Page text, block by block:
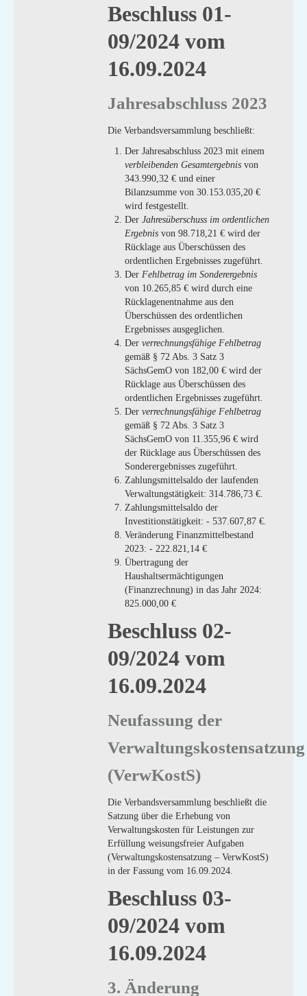
Beschluss 01-
09/2024 vom
16.09.2024
Jahresabschluss 2023
Die Verbandsversammlung beschließt:
Der Jahresabschluss 2023 mit einem
verbleibenden Gesamtergebnis von
343.990,32 € und einer
Bilanzsumme von 30.153.035,20 €
wird festgestellt.
Der Jahresüberschuss im ordentlichen
Ergebnis von 98.718,21 € wird der
Rücklage aus Überschüssen des
ordentlichen Ergebnisses zugeführt.
Der Fehlbetrag im Sonderergebnis
von 10.265,85 € wird durch eine
Rücklagenentnahme aus den
Überschüssen des ordentlichen
Ergebnisses ausgeglichen.
Der verrechnungsfähige Fehlbetrag
gemäß § 72 Abs. 3 Satz 3
SächsGemO von 182,00 € wird der
Rücklage aus Überschüssen des
ordentlichen Ergebnisses zugeführt.
Der verrechnungsfähige Fehlbetrag
gemäß § 72 Abs. 3 Satz 3
SächsGemO von 11.355,96 € wird
der Rücklage aus Überschüssen des
Sonderergebnisses zugeführt.
Zahlungsmittelsaldo der laufenden
Verwaltungstätigkeit: 314.786,73 €.
Zahlungsmittelsaldo der
Investitionstätigkeit: - 537.607,87 €.
Veränderung Finanzmittelbestand
2023: - 222.821,14 €
Übertragung der
Haushaltsermächtigungen
(Finanzrechnung) in das Jahr 2024:
825.000,00 €
Beschluss 02-
09/2024 vom
16.09.2024
Neufassung der
Verwaltungskostensatzung
(VerwKostS)
Die Verbandsversammlung beschließt die
Satzung über die Erhebung von
Verwaltungskosten für Leistungen zur
Erfüllung weisungsfreier Aufgaben
(Verwaltungskostensatzung – VerwKostS)
in der Fassung vom 16.09.2024.
Beschluss 03-
09/2024 vom
16.09.2024
3. Änderung